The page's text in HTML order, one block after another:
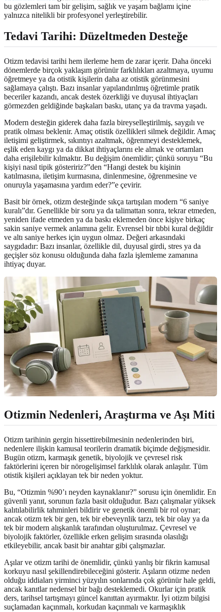
bu gözlemleri tam bir gelişim, sağlık ve yaşam bağlamı içine
yalnızca nitelikli bir profesyonel yerleştirebilir.
Tedavi Tarihi: Düzeltmeden Desteğe
Otizm tedavisi tarihi hem ilerleme hem de zarar içerir. Daha önceki
dönemlerde birçok yaklaşım görünür farklılıkları azaltmaya, uyumu
öğretmeye ya da otistik kişilerin daha az otistik görünmesini
sağlamaya çalıştı. Bazı insanlar yapılandırılmış öğretimle pratik
beceriler kazandı, ancak destek özerkliği ve duyusal ihtiyaçları
görmezden geldiğinde başkaları baskı, utanç ya da travma yaşadı.
Modern desteğin giderek daha fazla bireyselleştirilmiş, saygılı ve
pratik olması beklenir. Amaç otistik özellikleri silmek değildir. Amaç
iletişimi geliştirmek, sıkıntıyı azaltmak, öğrenmeyi desteklemek,
eşlik eden kaygı ya da dikkat ihtiyaçlarını ele almak ve ortamları
daha erişilebilir kılmaktır. Bu değişim önemlidir; çünkü soruyu “Bu
kişiyi nasıl tipik gösteririz?”den “Hangi destek bu kişinin
katılmasına, iletişim kurmasına, dinlenmesine, öğrenmesine ve
onuruyla yaşamasına yardım eder?”e çevirir.
Basit bir örnek, otizm desteğinde sıkça tartışılan modern “6 saniye
kuralı”dır. Genellikle bir soru ya da talimattan sonra, tekrar etmeden,
yeniden ifade etmeden ya da baskı eklemeden önce kişiye birkaç
sakin saniye vermek anlamına gelir. Evrensel bir tıbbi kural değildir
ve altı saniye herkes için uygun olmaz. Değeri arkasındaki
saygıdadır: Bazı insanlar, özellikle dil, duyusal girdi, stres ya da
geçişler söz konusu olduğunda daha fazla işlemleme zamanına
ihtiyaç duyar.
Otizmin Nedenleri, Araştırma ve Aşı Miti
Otizm tarihinin gergin hissettirebilmesinin nedenlerinden biri,
nedenlere ilişkin kamusal teorilerin dramatik biçimde değişmesidir.
Bugün otizm, karmaşık genetik, biyolojik ve çevresel risk
faktörlerini içeren bir nörogelişimsel farklılık olarak anlaşılır. Tüm
otistik kişileri açıklayan tek bir neden yoktur.
Bu, “Otizmin %90’ı neyden kaynaklanır?” sorusu için önemlidir. En
güvenli yanıt, sorunun fazla basit olduğudur. Bazı çalışmalar yüksek
kalıtılabilirlik tahminleri bildirir ve genetik önemli bir rol oynar;
ancak otizm tek bir gen, tek bir ebeveynlik tarzı, tek bir olay ya da
tek bir modern alışkanlık tarafından oluşturulmaz. Çevresel ve
biyolojik faktörler, özellikle erken gelişim sırasında olasılığı
etkileyebilir, ancak basit bir anahtar gibi çalışmazlar.
Aşılar ve otizm tarihi de önemlidir, çünkü yanlış bir fikrin kamusal
korkuyu nasıl şekillendirebileceğini gösterir. Aşıların otizme neden
olduğu iddiaları yirminci yüzyılın sonlarında çok görünür hale geldi,
ancak kanıtlar nedensel bir bağı desteklemedi. Okurlar için pratik
ders, tarihsel tartışmayı güncel kanıttan ayırmaktır. İyi otizm bilgisi
suçlamadan kaçınmalı, korkudan kaçınmalı ve karmaşıklık